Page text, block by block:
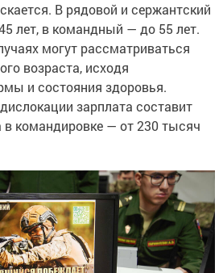
В рядовой и сержантский
лет, в командный — до 55 лет.
могут рассматриваться
возраста, исходя
и состояния здоровья.
зарплата составит
в командировке — от 230 тысяч